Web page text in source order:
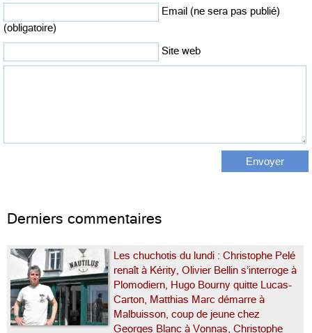
Email (ne sera pas publié)
(obligatoire)
Site web
Derniers commentaires
Les chuchotis du lundi : Christophe Pelé
renaît à Kérity, Olivier Bellin s’interroge à
Plomodiern, Hugo Bourny quitte Lucas-
Carton, Matthias Marc démarre à
Malbuisson, coup de jeune chez
Georges Blanc à Vonnas, Christophe